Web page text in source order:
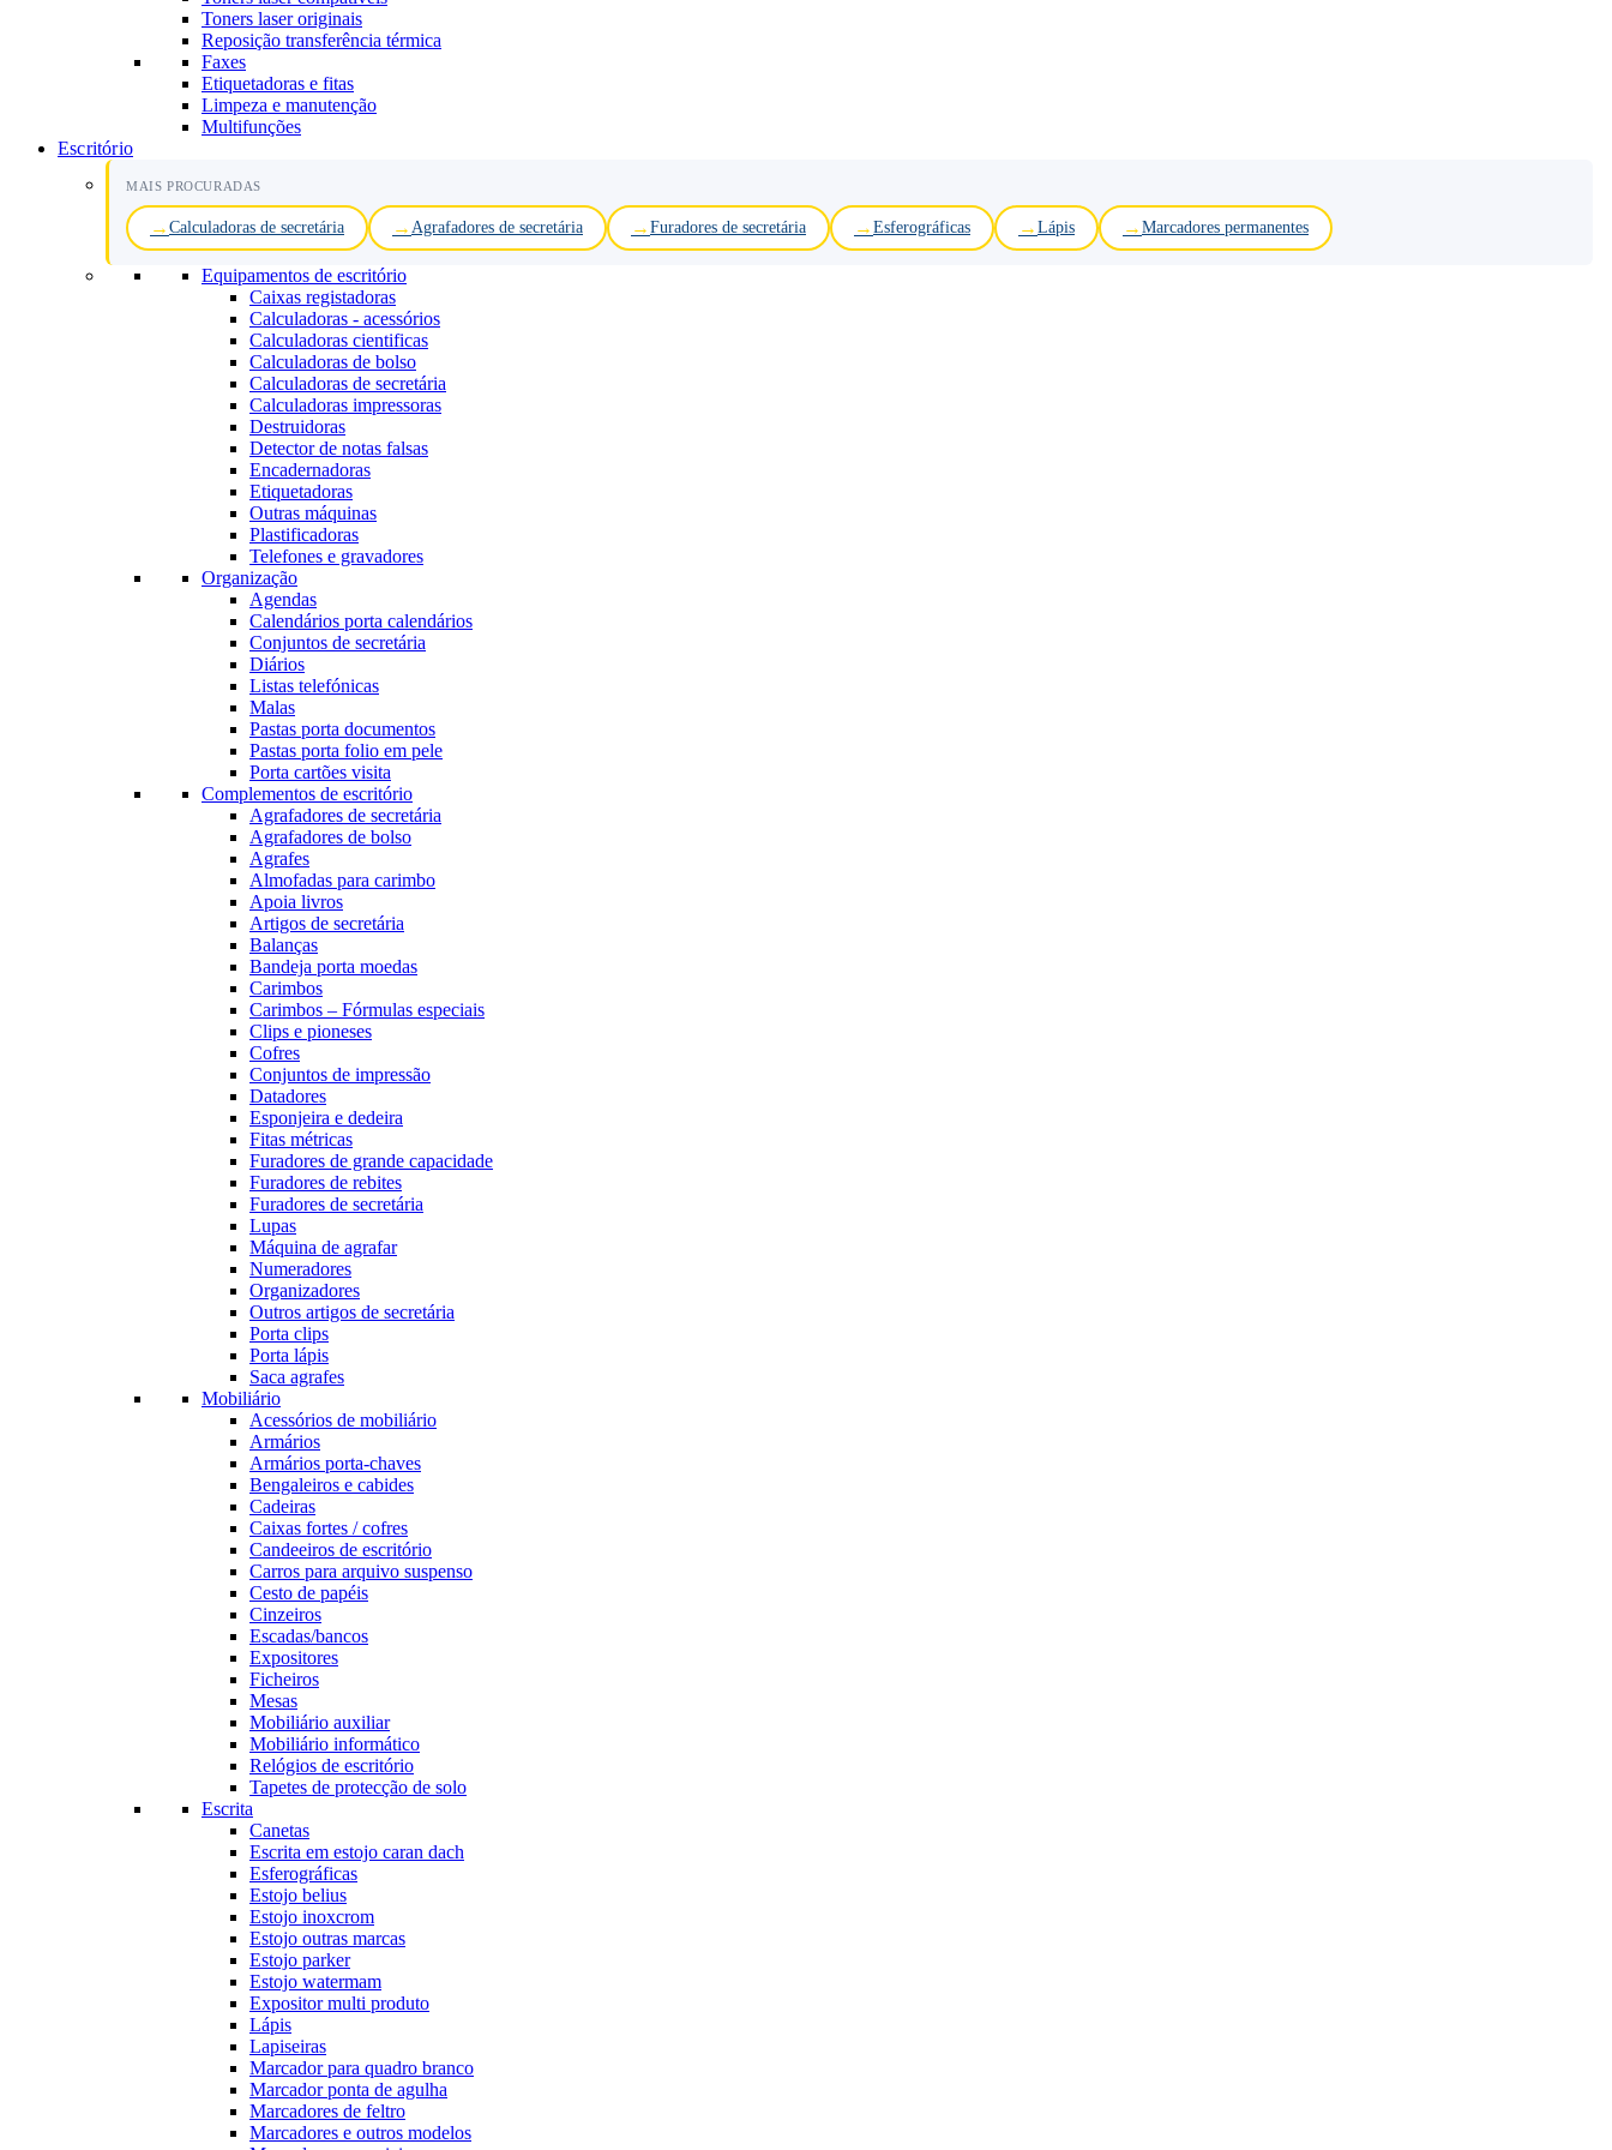
Toners laser originais
Reposição transferência térmica
Faxes
Etiquetadoras e fitas
Limpeza e manutenção
Multifunções
Escritório
MAIS PROCURADAS
Calculadoras de secretária Agrafadores de secretária Furadores de secretária Esferográficas Lápis Marcadores permanentes
Equipamentos de escritório
Caixas registadoras
Calculadoras - acessórios
Calculadoras cientificas
Calculadoras de bolso
Calculadoras de secretária
Calculadoras impressoras
Destruidoras
Detector de notas falsas
Encadernadoras
Etiquetadoras
Outras máquinas
Plastificadoras
Telefones e gravadores
Organização
Agendas
Calendários porta calendários
Conjuntos de secretária
Diários
Listas telefónicas
Malas
Pastas porta documentos
Pastas porta folio em pele
Porta cartões visita
Complementos de escritório
Agrafadores de secretária
Agrafadores de bolso
Agrafes
Almofadas para carimbo
Apoia livros
Artigos de secretária
Balanças
Bandeja porta moedas
Carimbos
Carimbos – Fórmulas especiais
Clips e pioneses
Cofres
Conjuntos de impressão
Datadores
Esponjeira e dedeira
Fitas métricas
Furadores de grande capacidade
Furadores de rebites
Furadores de secretária
Lupas
Máquina de agrafar
Numeradores
Organizadores
Outros artigos de secretária
Porta clips
Porta lápis
Saca agrafes
Mobiliário
Acessórios de mobiliário
Armários
Armários porta-chaves
Bengaleiros e cabides
Cadeiras
Caixas fortes / cofres
Candeeiros de escritório
Carros para arquivo suspenso
Cesto de papéis
Cinzeiros
Escadas/bancos
Expositores
Ficheiros
Mesas
Mobiliário auxiliar
Mobiliário informático
Relógios de escritório
Tapetes de protecção de solo
Escrita
Canetas
Escrita em estojo caran dach
Esferográficas
Estojo belius
Estojo inoxcrom
Estojo outras marcas
Estojo parker
Estojo watermam
Expositor multi produto
Lápis
Lapiseiras
Marcador para quadro branco
Marcador ponta de agulha
Marcadores de feltro
Marcadores e outros modelos